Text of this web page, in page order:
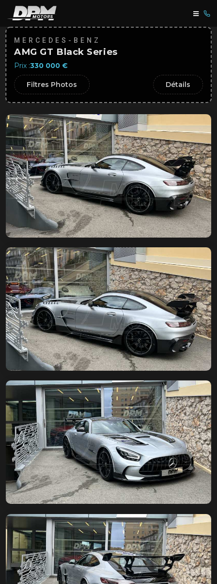
MERCEDES-BENZ
AMG GT Black Series
Prix :330 000 €
Filtres Photos Détails